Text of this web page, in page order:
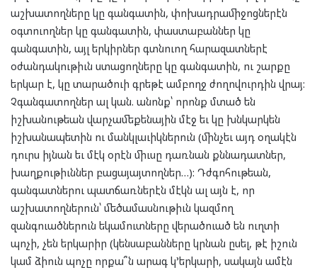
աշխատողները կը գանգատին, փոխադրամիջոցներէն
օգտուողներ կը գանգատին, փաստաբաններ կը
գանգատին, այլ երկիրներ գտնուող հարազատներէ
օժանդակութիւն ստացողները կը գանգատին, ու շարքը
երկար է, կը տարածուի գրեթէ ամբողջ ժողովուրդին վրայ:
Չգանգատողներ ալ կան. անոնք՝ որոնք մտած են
իշխանութեան վարչամեքենային մէջ եւ կը խնկարկեն
իշխանապետին ու մանկլաւիկներուն (մինչեւ այդ օղակէն
դուրս իյնան եւ մէկ օրէն միւսը դառնան քննադատներ,
խաղքութիւններ բացայայտողներ…): Դժգոհութեան,
գանգատներու պատճառներէն մէկն ալ այն է, որ
աշխատողներուն՝ մեծամասնութիւն կազմող
զանգուածներուն եկամուտները վերածուած են ուղտի
պոչի, չեն երկարիր (կենսաբանները կրնան ըսել, թէ իշուն
կամ ձիուն պոչը որքա՞ն արագ կ’երկարի, սակայն ամէն